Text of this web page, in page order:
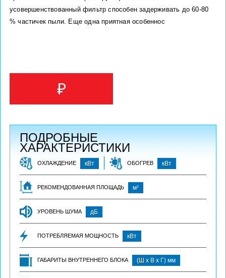
усовершенствованный фильтр способен задерживать до 60-80
% частичек пыли. Еще одна приятная особеннос
₽
ПОДРОБНЫЕ
ХАРАКТЕРИСТИКИ
ОХЛАЖДЕНИЕ кВт ОБОГРЕВ кВт
РЕКОМЕНДОВАННАЯ ПЛОЩАДЬ м2
УРОВЕНЬ ШУМА дБ
ПОТРЕБЛЯЕМАЯ МОЩНОСТЬ кВт
ГАБАРИТЫ ВНУТРЕННЕГО БЛОКА (Ш х В х Г) мм